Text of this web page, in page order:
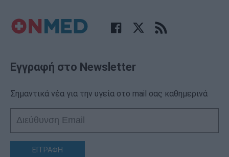
Εγγραφή στο Newsletter
Σημαντικά νέα για την υγεία στο mail σας καθημερινά
ΕΓΓΡΑΦΗ